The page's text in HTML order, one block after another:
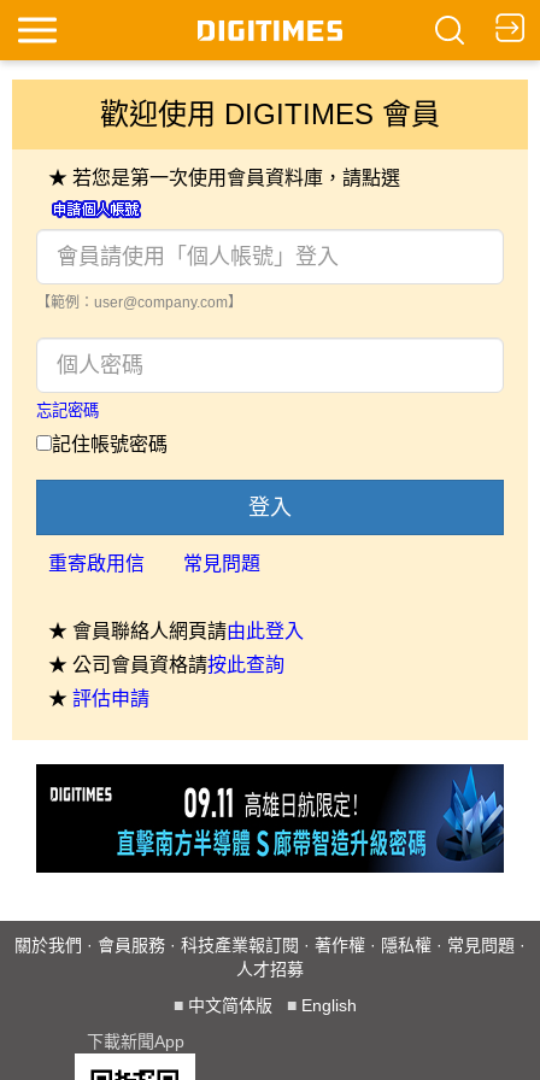
歡迎使用 DIGITIMES 會員
★ 若您是第一次使用會員資料庫，請點選
【範例：user@company.com】
忘記密碼
記住帳號密碼
登入
重寄啟用信 常見問題
★ 會員聯絡人網頁請由此登入
★ 公司會員資格請按此查詢
★ 評估申請
關於我們 · 會員服務 · 科技產業報訂閱 · 著作權 · 隱私權 · 常見問題 ·
人才招募
■ 中文简体版 ■ English
下載新聞App